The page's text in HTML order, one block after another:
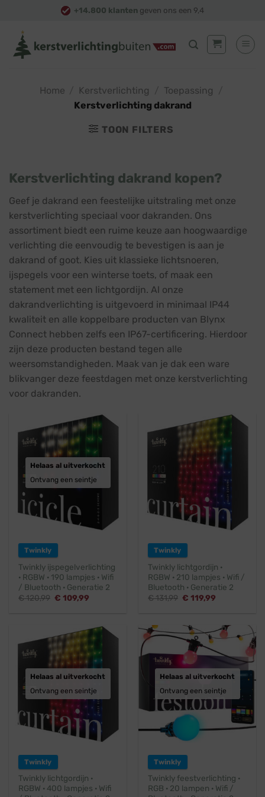
content
+14.800 klanten geven ons een 9,4
Home Kerstverlichting Toepassing
Kerstverlichting dakrand
TOON FILTERS
Kerstverlichting dakrand kopen?
Geef je dakrand een feestelijke uitstraling met onze
kerstverlichting speciaal voor dakranden. Ons
assortiment biedt een ruime keuze aan hoogwaardige
verlichting die eenvoudig te bevestigen is aan je
dakrand of goot. Kies uit klassieke lichtsnoeren,
ijspegels voor een winterse toets, of maak een
statement met een lichtgordijn. Al onze
dakrandverlichting is uitgevoerd in minimaal IP44
kwaliteit en alle koppelbare producten van Blynx
Connect hebben zelfs een IP67-certificering. Hierdoor
zijn deze producten bestand tegen alle
weersomstandigheden. Maak van je dak een ware
blikvanger deze feestdagen met onze kerstverlichting
voor dakranden.
Helaas al uitverkocht
Ontvang een seintje
Twinkly
Twinkly ijspegelverlichting
· RGBW · 190 lampjes · Wifi
/ Bluetooth · Generatie 2
€120,99 Oorspronkelijke
€ 109,99
Twinkly
Twinkly lichtgordijn ·
RGBW · 210 lampjes · Wifi /
Bluetooth · Generatie 2
€131,99 Oorspronkelijke
€ 119,99
Helaas al uitverkocht
Ontvang een seintje
Twinkly
Twinkly lichtgordijn ·
RGBW · 400 lampjes · Wifi
Helaas al uitverkocht
Ontvang een seintje
Twinkly
Twinkly feestverlichting ·
RGB · 20 lampen · Wifi /